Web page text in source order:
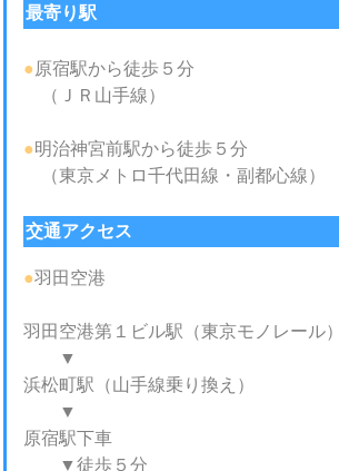
最寄り駅
●原宿駅から徒歩５分
（ＪＲ山手線）
●明治神宮前駅から徒歩５分
（東京メトロ千代田線・副都心線）
交通アクセス
●羽田空港
羽田空港第１ビル駅（東京モノレール）
▼
浜松町駅（山手線乗り換え）
▼
原宿駅下車
▼徒歩５分